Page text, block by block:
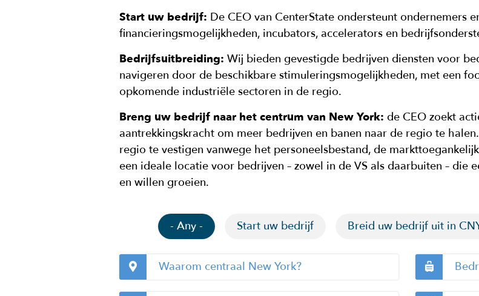
Start uw bedrijf: De CEO van CenterState ondersteunt ondernemers
financieringsmogelijkheden, incubators, accelerators en
Bedrijfsuitbreiding: Wij bieden gevestigde bedrijven diensten voor
navigeren door de beschikbare stimuleringsmogelijkheden, met een
opkomende industriële sectoren in de regio.
Breng uw bedrijf naar het centrum van New York: de CEO zoekt
aantrekkingskracht om meer bedrijven en banen naar de regio te
regio te vestigen vanwege het personeelsbestand, de
een ideale locatie voor bedrijven – zowel in de VS als daarbuiten – die
en willen groeien.
- Any - Start uw bedrijf Breid uw bedrijf uit in
Waarom centraal New York?